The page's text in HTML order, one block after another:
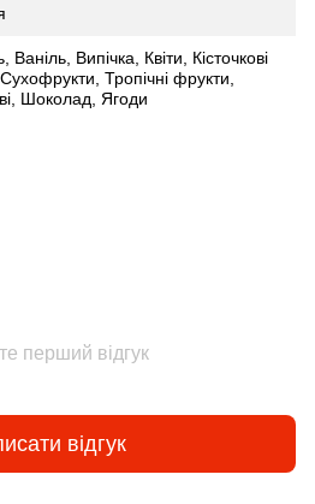
Ваніль Випічка Квіти
Кісточкові
Сухофрукти Тропічні фрукти
Шоколад Ягоди
перший відгук
відгук